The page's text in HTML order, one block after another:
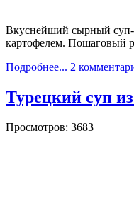
Вкуснейший сырный
картофелем. Пошаговый
Подробнее... 2
Турецкий суп
Просмотров: 3683